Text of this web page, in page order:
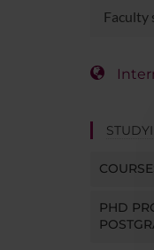
Faculty
PHD